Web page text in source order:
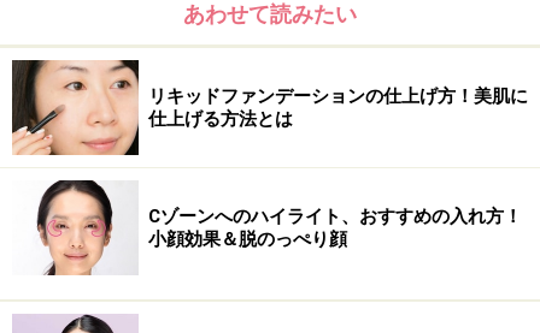
＞＞次のページでは細かい部分の仕上げ方と便利なウラ
技をご紹介します！＞＞
※記事内容は執筆時点のものです。最新の内容をご確認くださ
い。
不調を引き起こす場合があります。実践の際には、必ず自身の体
質及び健康状態を十分に考慮し、正しい方法で行ってください。
また、全ての方への有効性を保証するものではありません。
あわせて読みたい
リキッドファンデーションの仕上げ方！美肌に
仕上げる方法とは
Cゾーンへのハイライト、おすすめの入れ方！
小顔効果＆脱のっぺり顔